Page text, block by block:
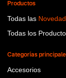
Productos
Todas las
Todas los
Categorías
Accesorios